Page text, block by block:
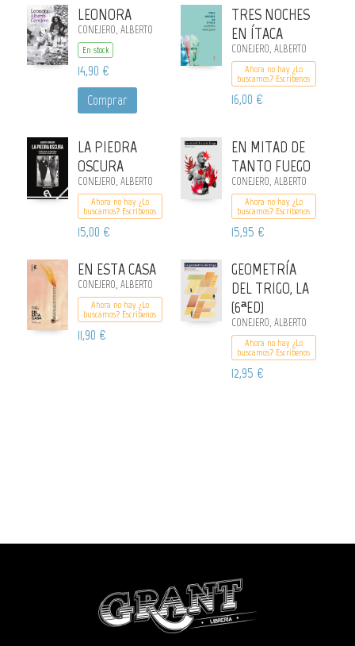
LEONORA
CONEJERO, ALBERTO
En stock
14,90 €
Comprar
TRES NOCHES
EN ÍTACA
CONEJERO, ALBERTO
Ahora no hay ¿Lo
buscamos? Escribenos
16,00 €
LA PIEDRA
OSCURA
CONEJERO, ALBERTO
Ahora no hay ¿Lo
buscamos? Escribenos
15,00 €
EN MITAD DE
TANTO FUEGO
CONEJERO, ALBERTO
Ahora no hay ¿Lo
buscamos? Escribenos
15,95 €
EN ESTA CASA
CONEJERO, ALBERTO
Ahora no hay ¿Lo
buscamos? Escribenos
11,90 €
GEOMETRÍA
DEL TRIGO, LA
(6ªED)
CONEJERO, ALBERTO
Ahora no hay ¿Lo
buscamos? Escribenos
12,95 €